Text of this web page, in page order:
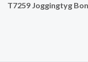
T7259 Joggingtyg